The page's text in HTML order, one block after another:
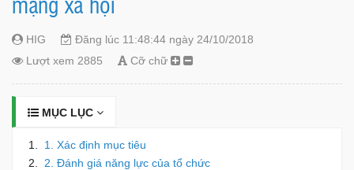
HIG
Đăng lúc 11:48:44 ngày 24/10/2018
Lượt xem 2885
Cỡ chữ
MỤC LỤC
1. Xác định mục tiêu
2. Đánh giá năng lực của tổ chức